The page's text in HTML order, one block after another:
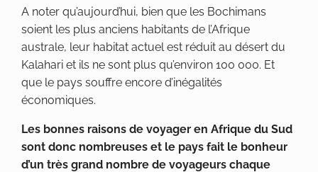
A noter qu’aujourd’hui, bien que les Bochimans
soient les plus anciens habitants de l’Afrique
australe, leur habitat actuel est réduit au désert du
Kalahari et ils ne sont plus qu’environ 100 000. Et
que le pays souffre encore d’inégalités
économiques.
Les bonnes raisons de voyager en Afrique du Sud
sont donc nombreuses et le pays fait le bonheur
d’un très grand nombre de voyageurs chaque